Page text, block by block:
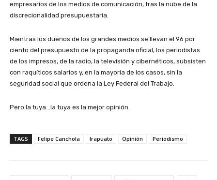
empresarios de los medios de comunicación, tras la nube de la
discrecionalidad presupuestaria.
Mientras los dueños de los grandes medios se llevan el 96 por
ciento del presupuesto de la propaganda oficial, los periodistas
de los impresos, de la radio, la televisión y cibernéticos, subsisten
con raquíticos salarios y, en la mayoría de los casos, sin la
seguridad social que ordena la Ley Federal del Trabajo.
Pero la tuya…la tuya es la mejor opinión.
TAGS Felipe Canchola Irapuato Opinión Periodismo